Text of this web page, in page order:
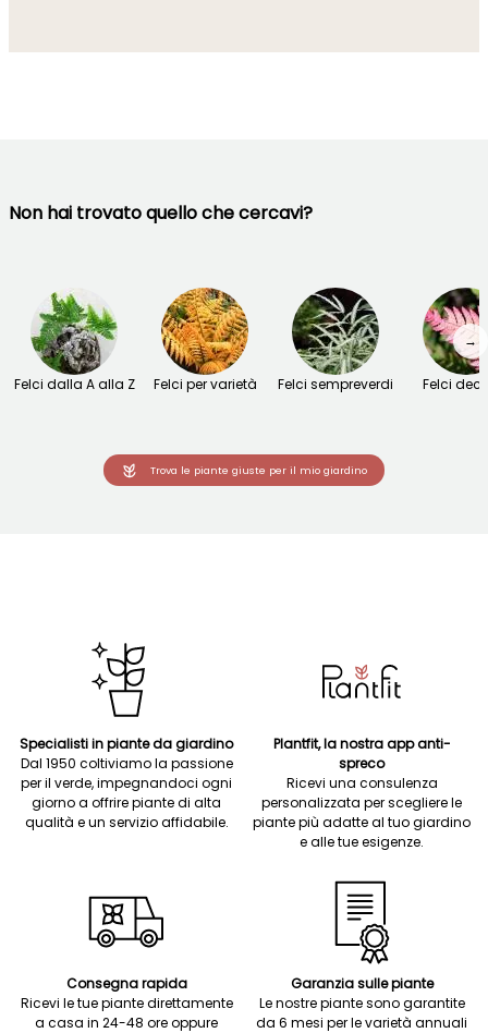
Non hai trovato quello che cercavi?
Felci dalla A alla Z Felci per varietà Felci sempreverdi Felci
→
Trova le piante giuste per il mio giardino
Specialisti in piante da giardino
Dal 1950 coltiviamo la passione
per il verde, impegnandoci ogni
giorno a offrire piante di alta
qualità e un servizio affidabile.
Plantfit, la nostra app anti-
spreco
Ricevi una consulenza
personalizzata per scegliere le
piante più adatte al tuo giardino
e alle tue esigenze.
Consegna rapida
Ricevi le tue piante direttamente
a casa in 24-48 ore oppure
Garanzia sulle piante
Le nostre piante sono garantite
da 6 mesi per le varietà annuali